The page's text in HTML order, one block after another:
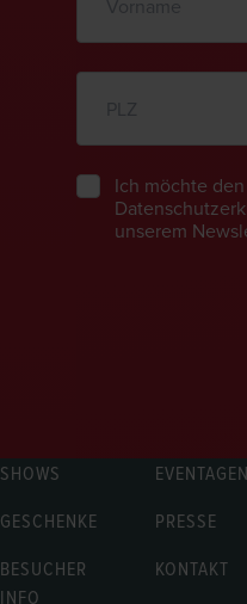
Ich möchte
unserem
SHOWS
GESCHENKE
BESUCHER
INFO
PRESSE
KONTAKT